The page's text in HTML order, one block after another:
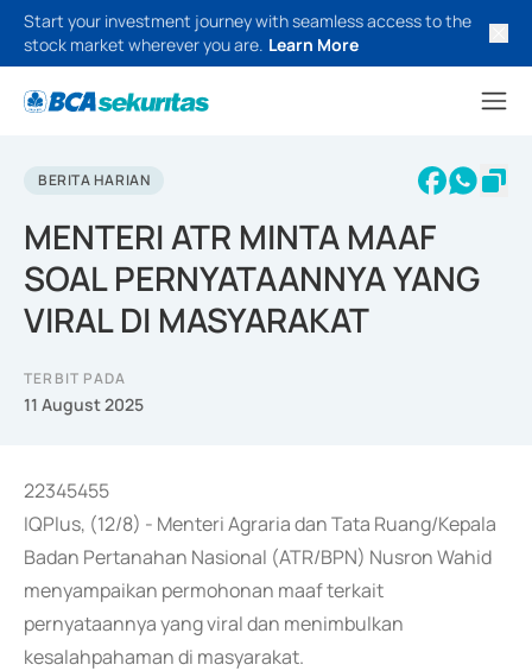
Start your investment journey with seamless access to the
stock market wherever you are. Learn More
BERITA HARIAN
MENTERI ATR MINTA MAAF
SOAL PERNYATAANNYA YANG
VIRAL DI MASYARAKAT
TERBIT PADA
11 August 2025
22345455
IQPlus, (12/8) - Menteri Agraria dan Tata Ruang/Kepala
Badan Pertanahan Nasional (ATR/BPN) Nusron Wahid
menyampaikan permohonan maaf terkait
pernyataannya yang viral dan menimbulkan
kesalahpahaman di masyarakat.